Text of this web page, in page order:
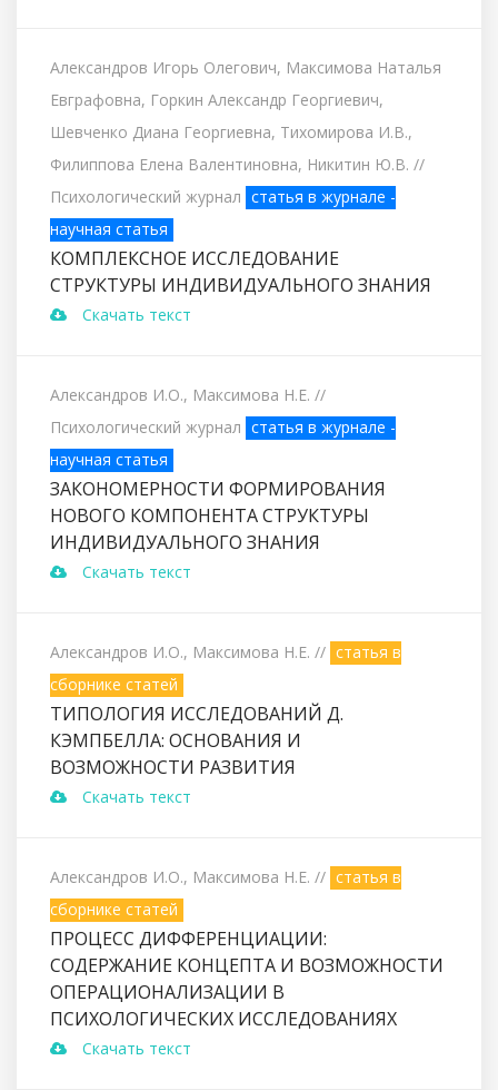
Александров Игорь Олегович, Максимова Наталья
Евграфовна, Горкин Александр Георгиевич,
Шевченко Диана Георгиевна, Тихомирова И.В.,
Филиппова Елена Валентиновна, Никитин Ю.В. //
Психологический журнал статья в журнале -
научная статья
КОМПЛЕКСНОЕ ИССЛЕДОВАНИЕ
СТРУКТУРЫ ИНДИВИДУАЛЬНОГО ЗНАНИЯ
Скачать текст
Александров И.О., Максимова Н.Е. //
Психологический журнал статья в журнале -
научная статья
ЗАКОНОМЕРНОСТИ ФОРМИРОВАНИЯ
НОВОГО КОМПОНЕНТА СТРУКТУРЫ
ИНДИВИДУАЛЬНОГО ЗНАНИЯ
Скачать текст
Александров И.О., Максимова Н.Е. // статья в
сборнике статей
ТИПОЛОГИЯ ИССЛЕДОВАНИЙ Д.
КЭМПБЕЛЛА: ОСНОВАНИЯ И
ВОЗМОЖНОСТИ РАЗВИТИЯ
Скачать текст
Александров И.О., Максимова Н.Е. // статья в
сборнике статей
ПРОЦЕСС ДИФФЕРЕНЦИАЦИИ:
СОДЕРЖАНИЕ КОНЦЕПТА И ВОЗМОЖНОСТИ
ОПЕРАЦИОНАЛИЗАЦИИ В
ПСИХОЛОГИЧЕСКИХ ИССЛЕДОВАНИЯХ
Скачать текст